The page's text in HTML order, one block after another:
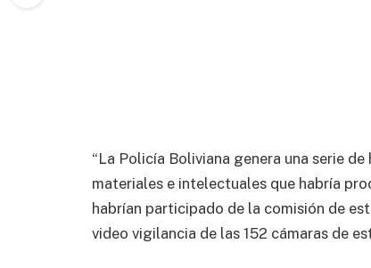
“La Policía Boliviana genera una serie
materiales e intelectuales que habría
habrían participado de la comisión de
video vigilancia de las 152 cámaras de